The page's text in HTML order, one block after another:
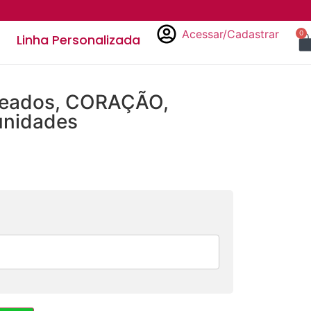
Linha Personalizada Acessar/Cadastrar 0
CORAÇÃO,